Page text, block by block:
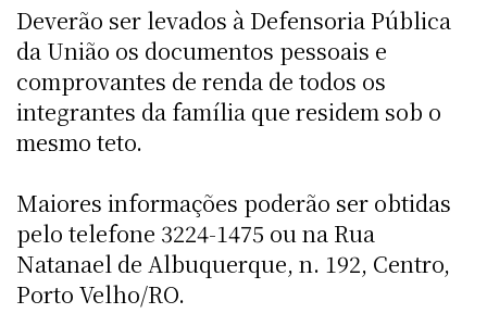
Deverão ser levados à Defensoria Pública
da União os documentos pessoais e
comprovantes de renda de todos os
integrantes da família que residem sob o
mesmo teto.
Maiores informações poderão ser obtidas
pelo telefone 3224-1475 ou na Rua
Natanael de Albuquerque, n. 192, Centro,
Porto Velho/RO.